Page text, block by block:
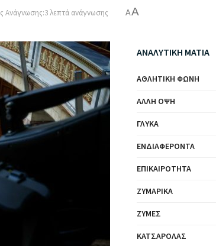
Ανάγνωσης:3 λεπτά ανάγνωσης AA
ΑΝΑΛΥΤΙΚΗ ΜΑΤΙΑ
ΑΘΛΗΤΙΚΉ ΦΩΝΉ
ΆΛΛΗ ΌΨΗ
ΓΛΥΚΆ
ΕΝΔΙΑΦΈΡΟΝΤΑ
ΕΠΙΚΑΙΡΌΤΗΤΑ
ΖΥΜΑΡΙΚΆ
ΖΎΜΕΣ
ΚΑΤΣΑΡΌΛΑΣ